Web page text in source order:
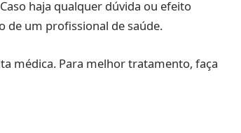
haja qualquer dúvida ou efeito
de um profissional de saúde.
médica. Para melhor tratamento, faça